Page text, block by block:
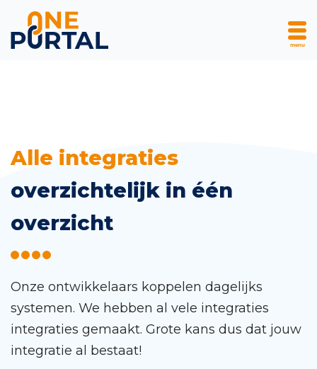
Skip
content
menu
Alle integraties
overzichtelijk in één
overzicht
Onze ontwikkelaars koppelen dagelijks
systemen. We hebben al vele integraties
integraties gemaakt. Grote kans dus dat jouw
integratie al bestaat!